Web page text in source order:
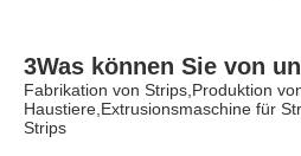
3Was können Sie von
Fabrikation von Strips,Produktion
Haustiere,Extrusionsmaschine für
Strips